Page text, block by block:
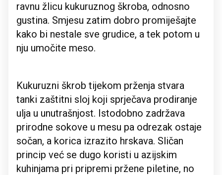
ravnu žlicu kukuruznog škroba, odnosno
gustina. Smjesu zatim dobro promiješajte
kako bi nestale sve grudice, a tek potom u
nju umočite meso.
Kukuruzni škrob tijekom prženja stvara
tanki zaštitni sloj koji sprječava prodiranje
ulja u unutrašnjost. Istodobno zadržava
prirodne sokove u mesu pa odrezak ostaje
sočan, a korica izrazito hrskava. Sličan
princip već se dugo koristi u azijskim
kuhinjama pri pripremi pržene piletine, no